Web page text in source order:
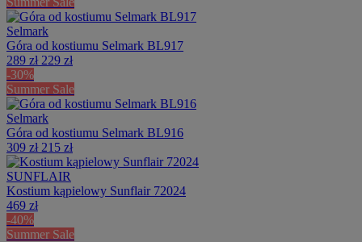
Selmark
Góra od kostiumu Selmark BL917
289 zł 229 zł
-30%
Summer Sale
Selmark
Góra od kostiumu Selmark BL916
309 zł 215 zł
SUNFLAIR
Kostium kąpielowy Sunflair 72024
469 zł
-40%
Summer Sale